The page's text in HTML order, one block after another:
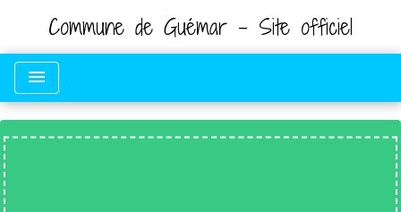
Commune de Guémar - Site officiel
menu